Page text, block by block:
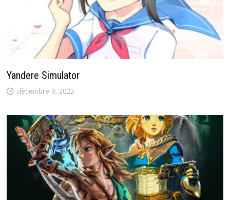
Yandere Simulator
décembre 9, 2022